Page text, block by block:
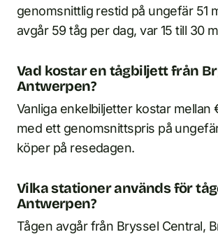
genomsnittlig restid på ungefär 51
avgår 59 tåg per dag, var 15 till 30
Vad kostar en tågbiljett från
Antwerpen?
Vanliga enkelbiljetter kostar mellan
med ett genomsnittspris på
köper på resedagen.
Vilka stationer används för
Antwerpen?
Tågen avgår från Bryssel Central,